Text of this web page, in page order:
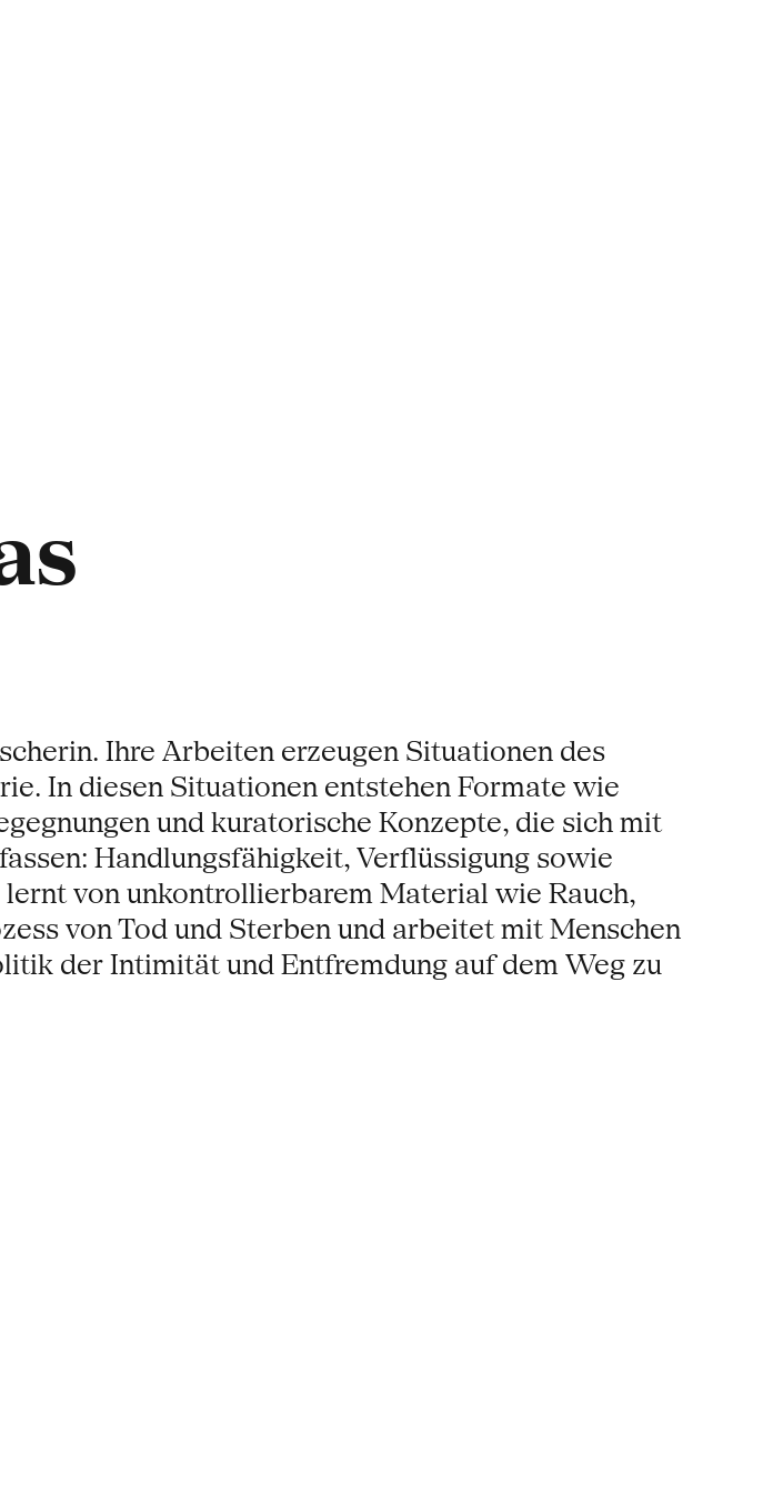
Ihre Arbeiten erzeugen Situationen des
In diesen Situationen entstehen Formate wie
und kuratorische Konzepte, die sich mit
Handlungsfähigkeit, Verflüssigung sowie
von unkontrollierbarem Material wie Rauch,
von Tod und Sterben und arbeitet mit Menschen
der Intimität und Entfremdung auf dem Weg zu